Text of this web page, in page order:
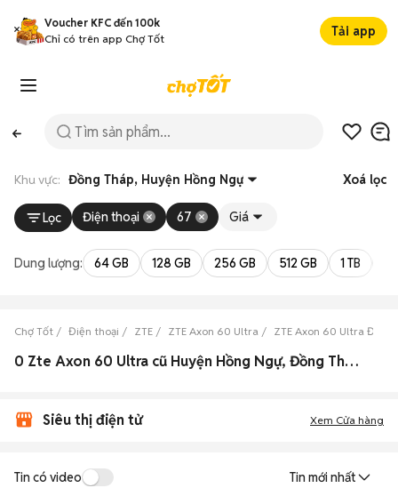
Voucher KFC đến 100k
Chỉ có trên app Chợ Tốt
Tải app
Khu vực: Đồng Tháp, Huyện Hồng Ngự Xoá lọc
Lọc Điện thoại 67 Giá
Dung lượng: 64 GB 128 GB 256 GB 512 GB 1 TB
Chợ Tốt Điện thoại ZTE ZTE Axon 60 Ultra ZTE Axon 60 Ultra Đồng
0 Zte Axon 60 Ultra cũ Huyện Hồng Ngự, Đồng Tháp đẹp
Siêu thị điện tử Xem Cửa hàng
Tin có video Tin mới nhất